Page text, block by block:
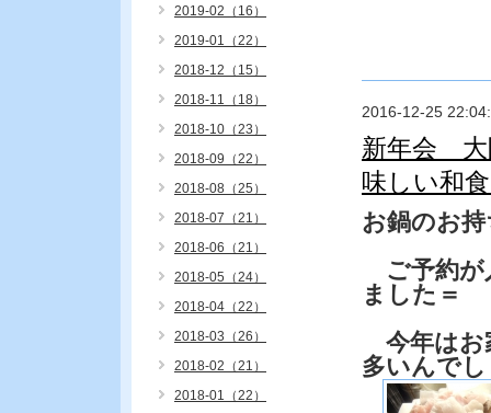
2016-12-25
新年会 大
味しい和
お鍋のお
ご予約が
ました＝
今年はお
多いんで
2019-02（16）
2019-01（22）
2018-12（15）
2018-11（18）
2018-10（23）
2018-09（22）
2018-08（25）
2018-07（21）
2018-06（21）
2018-05（24）
2018-04（22）
2018-03（26）
2018-02（21）
2018-01（22）